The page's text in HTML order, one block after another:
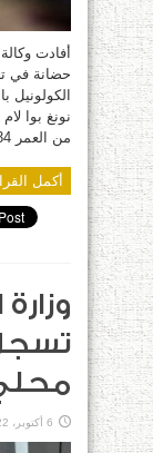
أفادت
حضانة في
الكولونيل
نونغ بوا
من العمر 34 عاما ...
أكمل
6 أكتوبر، 2022